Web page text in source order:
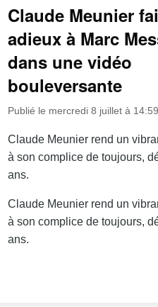
Claude Meunier
adieux à Marc
dans une vidéo
bouleversante
Publié le mercredi 8 juillet à 14:59
Claude Meunier rend un
à son complice de toujours,
ans.
Claude Meunier rend un
à son complice de toujours,
ans.